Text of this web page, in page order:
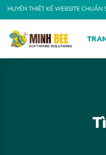
Bỏ
qua
dung
WEBSITE CHUẨN SEO CHUYÊN